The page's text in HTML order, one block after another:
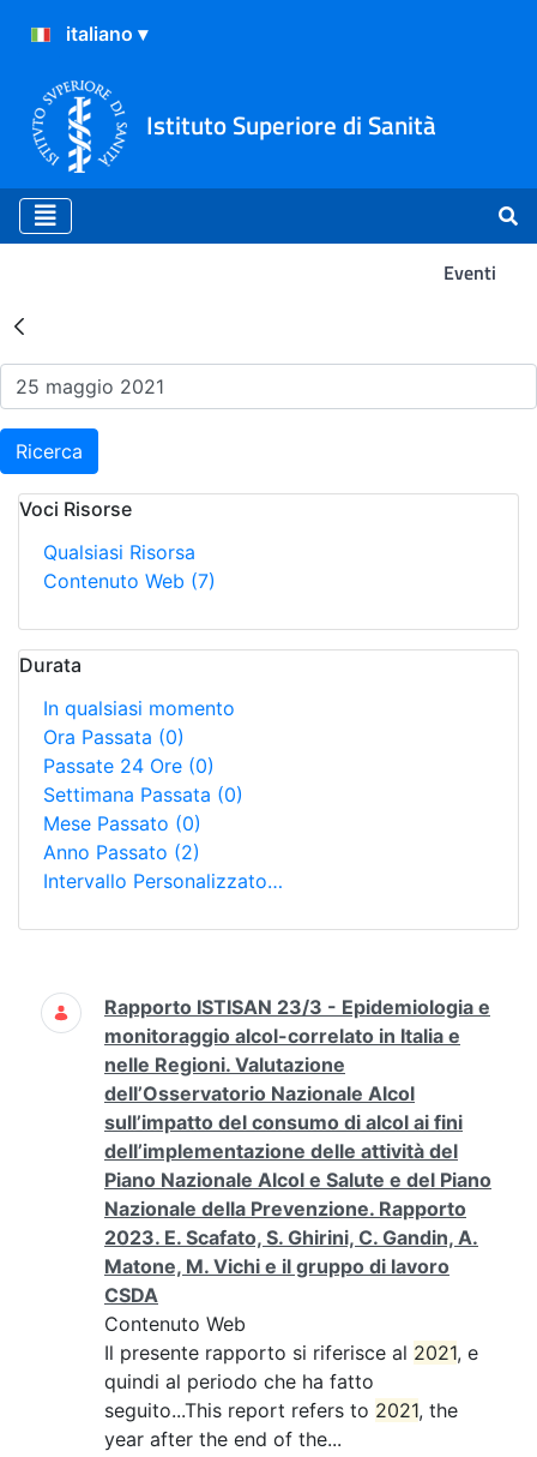
Istituto Superiore di Sanità
Eventi
Risultati della Ricerca -
Ricerca
Voci Risorse
Qualsiasi Risorsa
Contenuto Web (7)
Durata
In qualsiasi momento
Ora Passata (0)
Passate 24 Ore (0)
Settimana Passata (0)
Mese Passato (0)
Anno Passato (2)
Intervallo Personalizzato…
Ricerca
Rapporto ISTISAN 23/3 - Epidemiologia e
monitoraggio alcol-correlato in Italia e
nelle Regioni. Valutazione
dell’Osservatorio Nazionale Alcol
sull’impatto del consumo di alcol ai fini
dell’implementazione delle attività del
Piano Nazionale Alcol e Salute e del Piano
Nazionale della Prevenzione. Rapporto
2023. E. Scafato, S. Ghirini, C. Gandin, A.
Matone, M. Vichi e il gruppo di lavoro
CSDA
Contenuto Web
Il presente rapporto si riferisce al 2021, e
quindi al periodo che ha fatto
seguito...This report refers to 2021, the
year after the end of the...